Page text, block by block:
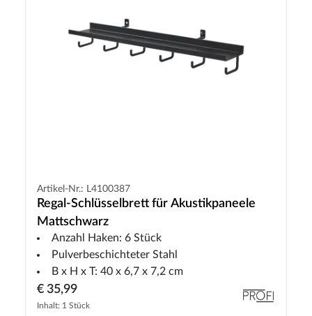
Artikel-Nr.: L4100387
Regal-Schlüsselbrett für Akustikpaneele
Mattschwarz
Anzahl Haken: 6 Stück
Pulverbeschichteter Stahl
B x H x T: 40 x 6,7 x 7,2 cm
€ 35,99
Inhalt: 1 Stück